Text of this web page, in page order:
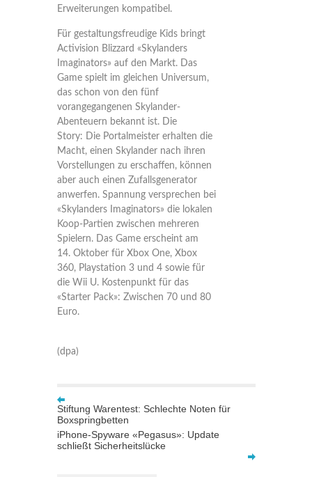
Erweiterungen kompatibel.
Für gestaltungsfreudige Kids bringt
Activision Blizzard «Skylanders
Imaginators» auf den Markt. Das
Game spielt im gleichen Universum,
das schon von den fünf
vorangegangenen Skylander-
Abenteuern bekannt ist. Die
Story: Die Portalmeister erhalten die
Macht, einen Skylander nach ihren
Vorstellungen zu erschaffen, können
aber auch einen Zufallsgenerator
anwerfen. Spannung versprechen bei
«Skylanders Imaginators» die lokalen
Koop-Partien zwischen mehreren
Spielern. Das Game erscheint am
14. Oktober für Xbox One, Xbox
360, Playstation 3 und 4 sowie für
die Wii U. Kostenpunkt für das
«Starter Pack»: Zwischen 70 und 80
Euro.
(dpa)
Stiftung Warentest: Schlechte Noten für
Boxspringbetten
iPhone-Spyware «Pegasus»: Update
schließt Sicherheitslücke